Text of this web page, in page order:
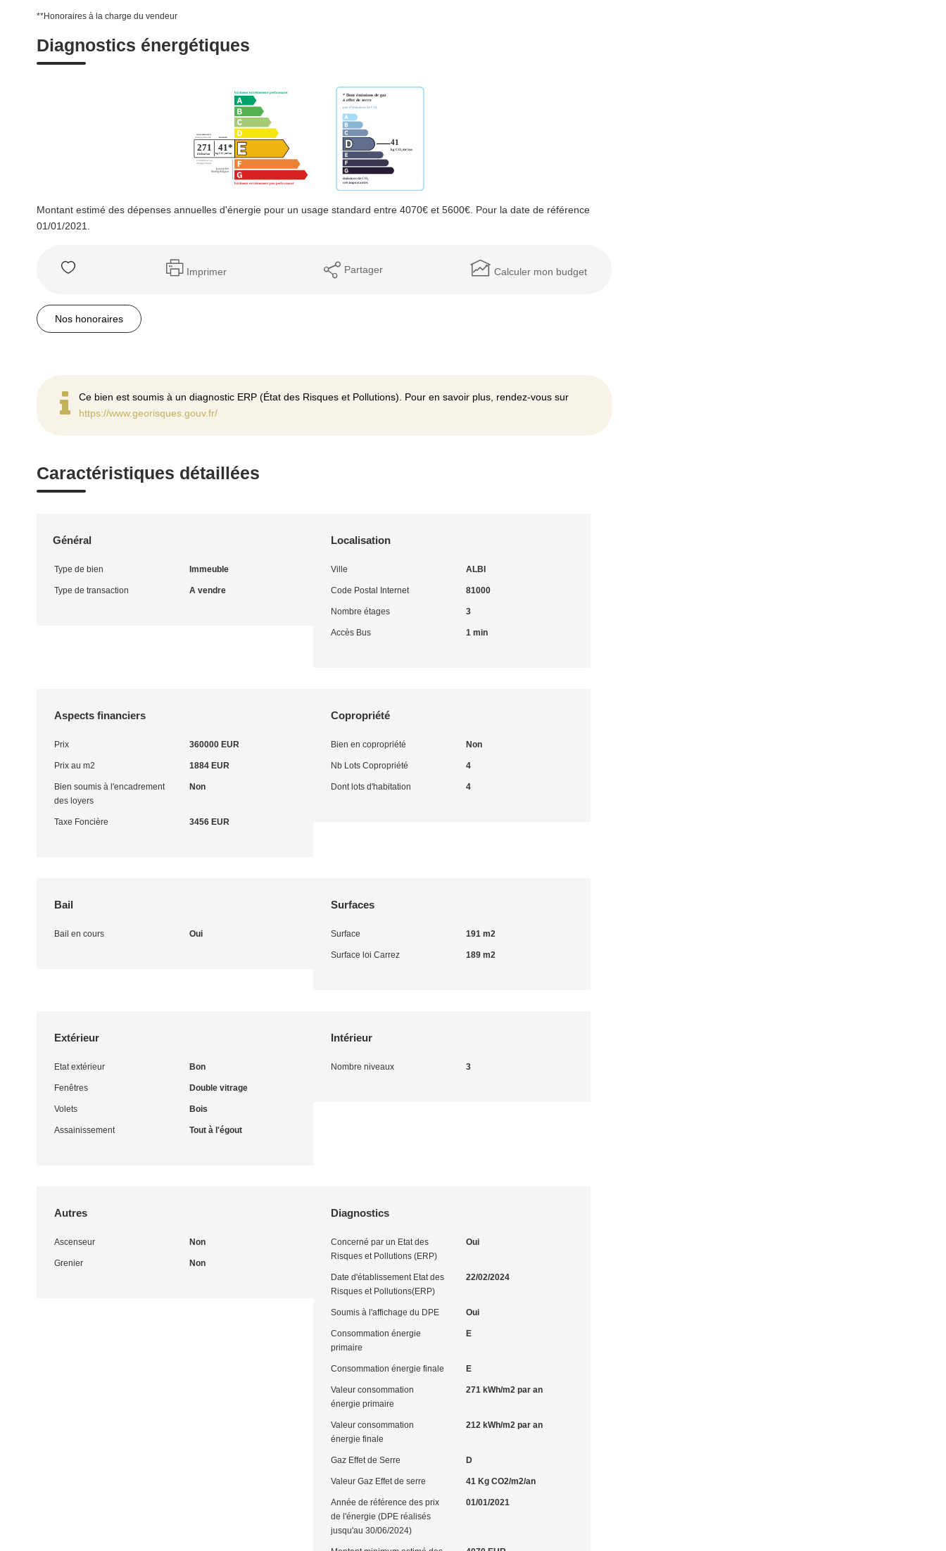
**Honoraires à la charge du vendeur
Diagnostics énergétiques
Montant estimé des dépenses annuelles d'énergie pour un usage standard entre 4070€ et 5600€. Pour la date de référence
01/01/2021.
Imprimer Partager Calculer mon budget
Nos honoraires
Ce bien est soumis à un diagnostic ERP (État des Risques et Pollutions). Pour en savoir plus, rendez-vous sur
https://www.georisques.gouv.fr/
Caractéristiques détaillées
Général
Type de bien Immeuble
Type de transaction A vendre
Localisation
Ville ALBI
Code Postal Internet 81000
Nombre étages 3
Accès Bus 1 min
Aspects financiers
Prix 360000 EUR
Prix au m2 1884 EUR
Bien soumis à l'encadrement
des loyers
Non
Taxe Foncière 3456 EUR
Copropriété
Bien en copropriété Non
Nb Lots Copropriété 4
Dont lots d'habitation 4
Bail
Bail en cours Oui
Surfaces
Surface 191 m2
Surface loi Carrez 189 m2
Extérieur
Etat extérieur Bon
Fenêtres Double vitrage
Volets Bois
Assainissement Tout à l'égout
Intérieur
Nombre niveaux 3
Autres
Ascenseur Non
Grenier Non
Diagnostics
Concerné par un Etat des
Risques et Pollutions (ERP)
Oui
Date d'établissement Etat des
Risques et Pollutions(ERP)
22/02/2024
Soumis à l'affichage du DPE Oui
Consommation énergie
primaire
E
Consommation énergie finale E
Valeur consommation
énergie primaire
271 kWh/m2 par an
Valeur consommation
énergie finale
212 kWh/m2 par an
Gaz Effet de Serre D
Valeur Gaz Effet de serre 41 Kg CO2/m2/an
Année de référence des prix
de l'énergie (DPE réalisés
jusqu'au 30/06/2024)
01/01/2021